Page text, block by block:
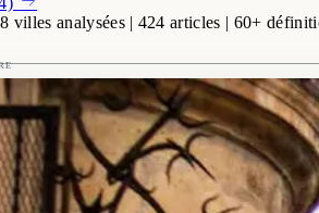
villes analysées | 424 articles | 60+